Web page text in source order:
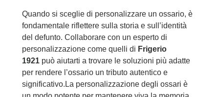
Quando si sceglie di personalizzare un ossario, è
fondamentale riflettere sulla storia e sull’identità
del defunto. Collaborare con un esperto di
personalizzazione come quelli di Frigerio
1921può aiutarti a trovare le soluzioni più adatte
per rendere l’ossario un tributo autentico e
significativo.La personalizzazione degli ossari è